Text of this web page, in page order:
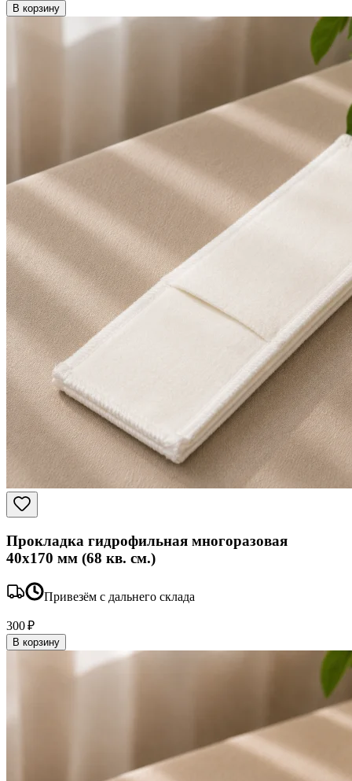
В корзину
Прокладка гидрофильная многоразовая
40x170 мм (68 кв. см.)
Привезём с дальнего склада
300 ₽
В корзину